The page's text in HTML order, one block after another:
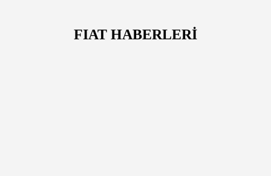
FIAT HABERLERİ